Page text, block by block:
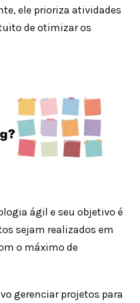
ele prioriza atividades
de otimizar os
ágil e seu objetivo é
sejam realizados em
o máximo de
gerenciar projetos para